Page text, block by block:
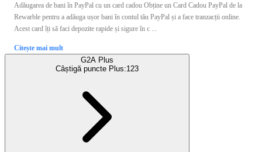
Adăugarea de bani în PayPal cu un card cadou Obține un Card Cadou PayPal de la
Rewarble pentru a adăuga ușor bani în contul tău PayPal și a face tranzacții online.
Acest card îți să faci depozite rapide și sigure în c ...
Citește mai mult
G2A Plus
Câștigă puncte Plus:123